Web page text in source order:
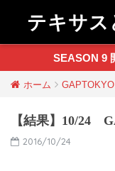
テキサ
SEASON 9
ホーム GAPTOKYO
【結果】10/24
2016/10/24